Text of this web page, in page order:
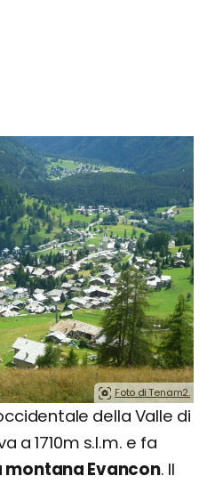
Foto di Tenam2.
della Valle di
a 1710m s.l.m. e fa
Evancon. Il